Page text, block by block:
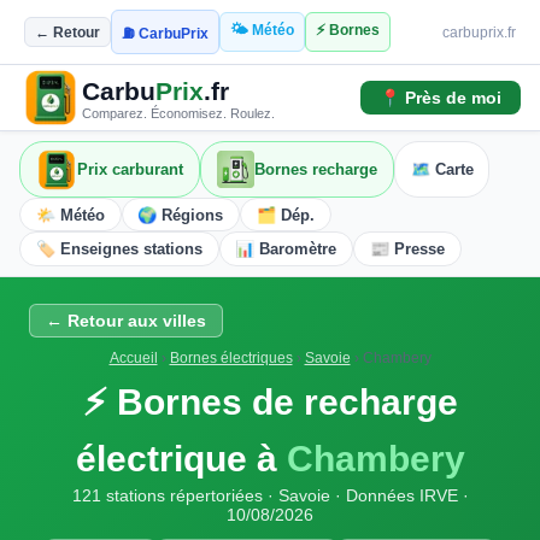
← Retour ⛽ CarbuPrix 🌤️ Météo ⚡ Bornes carbuprix.fr
CarbuPrix.fr
Comparez. Économisez. Roulez.
📍 Près de moi
Prix carburant Bornes recharge 🗺️ Carte
🌤️ Météo 🌍 Régions
🗂️ Dép.
🏷️ Enseignes stations
📊 Baromètre 📰 Presse
← Retour aux villes
Accueil › Bornes électriques› Savoie › Chambery
⚡ Bornes de recharge
électrique à Chambery
121 stations répertoriées · Savoie · Données IRVE ·
10/08/2026